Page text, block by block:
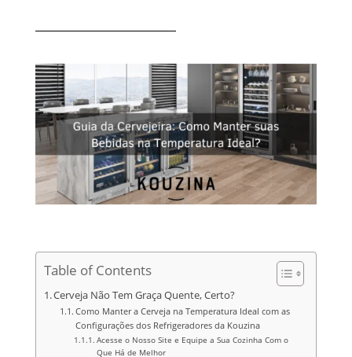
Table of Contents
Cerveja Não Tem Graça Quente, Certo?
Como Manter a Cerveja na Temperatura Ideal com as
Configurações dos Refrigeradores da Kouzina
Acesse o Nosso Site e Equipe a Sua Cozinha Com o
Que Há de Melhor